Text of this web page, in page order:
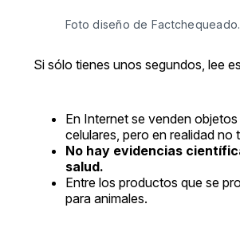
Foto diseño de Factchequeado.
Si sólo tienes unos segundos, lee
En Internet se venden
celulares, pero en realidad
No hay evidencias
salud.
Entre los productos que se
para animales.